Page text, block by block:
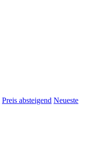
Preis absteigend Neueste